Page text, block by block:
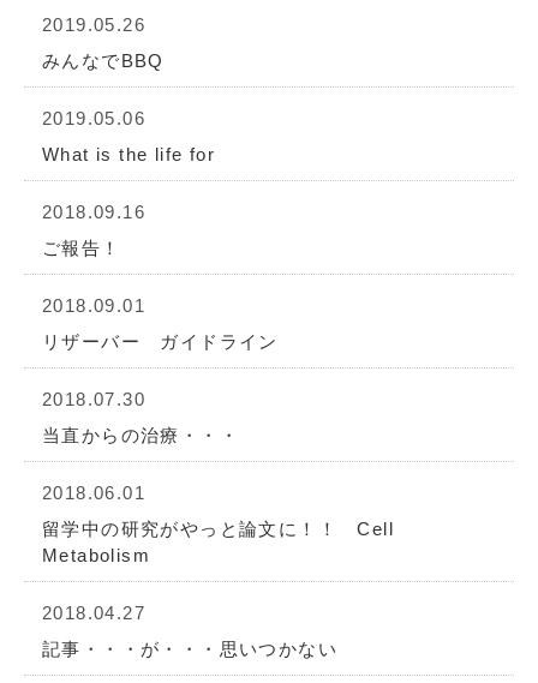
2019.05.26
みんなでBBQ
2019.05.06
What is the life for
2018.09.16
ご報告！
2018.09.01
リザーバー ガイドライン
2018.07.30
当直からの治療・・・
2018.06.01
留学中の研究がやっと論文に！！ Cell
Metabolism
2018.04.27
記事・・・が・・・思いつかない